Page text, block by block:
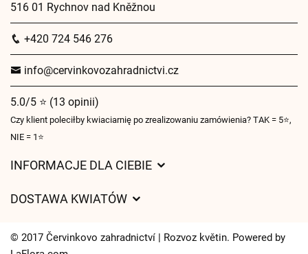
516 01 Rychnov nad Kněžnou
+420 724 546 276
info@cervinkovozahradnictvi.cz
5.0/5 ⭐ (13 opinii)
Czy klient poleciłby kwiaciarnię po zrealizowaniu zamówienia? TAK = 5⭐,
NIE = 1⭐
INFORMACJE DLA CIEBIE
Czasy dostawy kwiatów – przegląd możliwości
DOSTAWA KWIATÓW
Gdzie dostarczamy kwiaty
© 2017 Červinkovo zahradnictví | Rozvoz květin. Powered by